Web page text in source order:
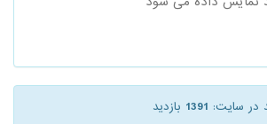
در سایت:1391بازدید